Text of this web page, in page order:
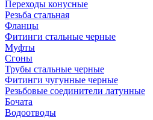
Переходы конусные
Резьба стальная
Фланцы
Фитинги стальные черные
Муфты
Сгоны
Трубы стальные черные
Фитинги чугунные черные
Резьбовые соединители латунные
Бочата
Водоотводы